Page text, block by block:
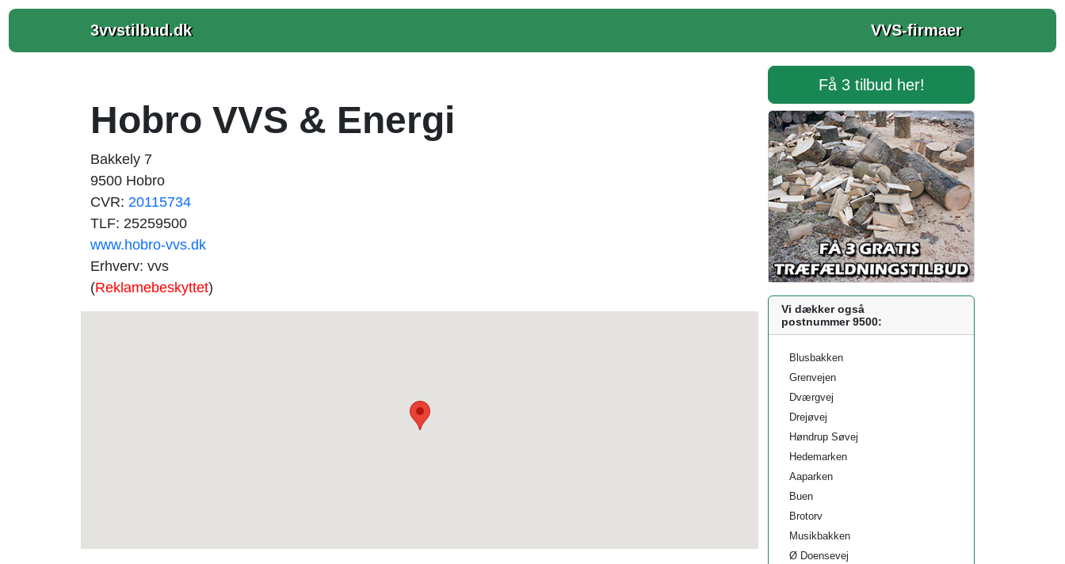
3vvstilbud.dk VVS-firmaer
Hobro VVS & Energi
Bakkely 7
9500 Hobro
CVR: 20115734
TLF: 25259500
www.hobro-vvs.dk
Erhverv: vvs
(Reklamebeskyttet)
Få 3 tilbud her!
Vi dækker også
postnummer 9500:
Blusbakken
Grenvejen
Dværgvej
Drejøvej
Høndrup Søvej
Hedemarken
Aaparken
Buen
Brotorv
Musikbakken
Ø Doensevej